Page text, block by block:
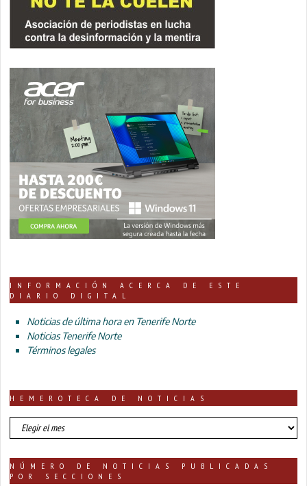
INFORMACIÓN ACERCA DE ESTE
DIARIO DIGITAL
Noticias de última hora en Tenerife Norte
Noticias Tenerife Norte
Términos legales
HEMEROTECA DE NOTICIAS
HEMEROTECA
DE
NÚMERO DE NOTICIAS PUBLICADAS
POR SECCIONES